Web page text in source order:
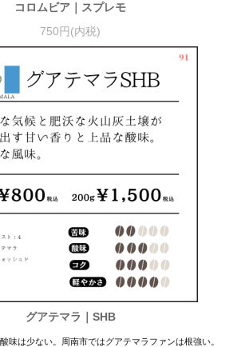
コロムビア｜スプレモ
750円(内税)
グアテマラ｜SHB
味は少ない。周南市ではグアテマラファンは根強い。